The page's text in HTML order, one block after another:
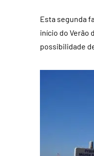
Esta segunda
início do Verão
possibilidade